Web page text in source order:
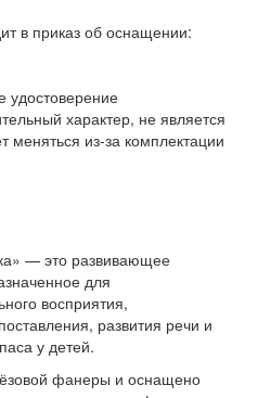
в приказ об оснащении:
удостоверение
характер, не является
из-за комплектации
— это развивающее
для
восприятия,
развития речи и
у детей.
фанеры и оснащено